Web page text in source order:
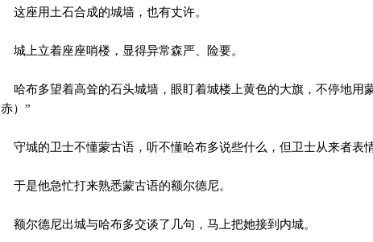
这座用土石合成的城墙，也有丈许。
城上立着座座哨楼，显得异常森严、险要。
哈布多望着高耸的石头城墙，眼盯着城楼上黄色的大旗，不停地用
赤）”
守城的卫士不懂蒙古语，听不懂哈布多说些什么，但卫士从来者表
于是他急忙打来熟悉蒙古语的额尔德尼。
额尔德尼出城与哈布多交谈了几句，马上把她接到内城。